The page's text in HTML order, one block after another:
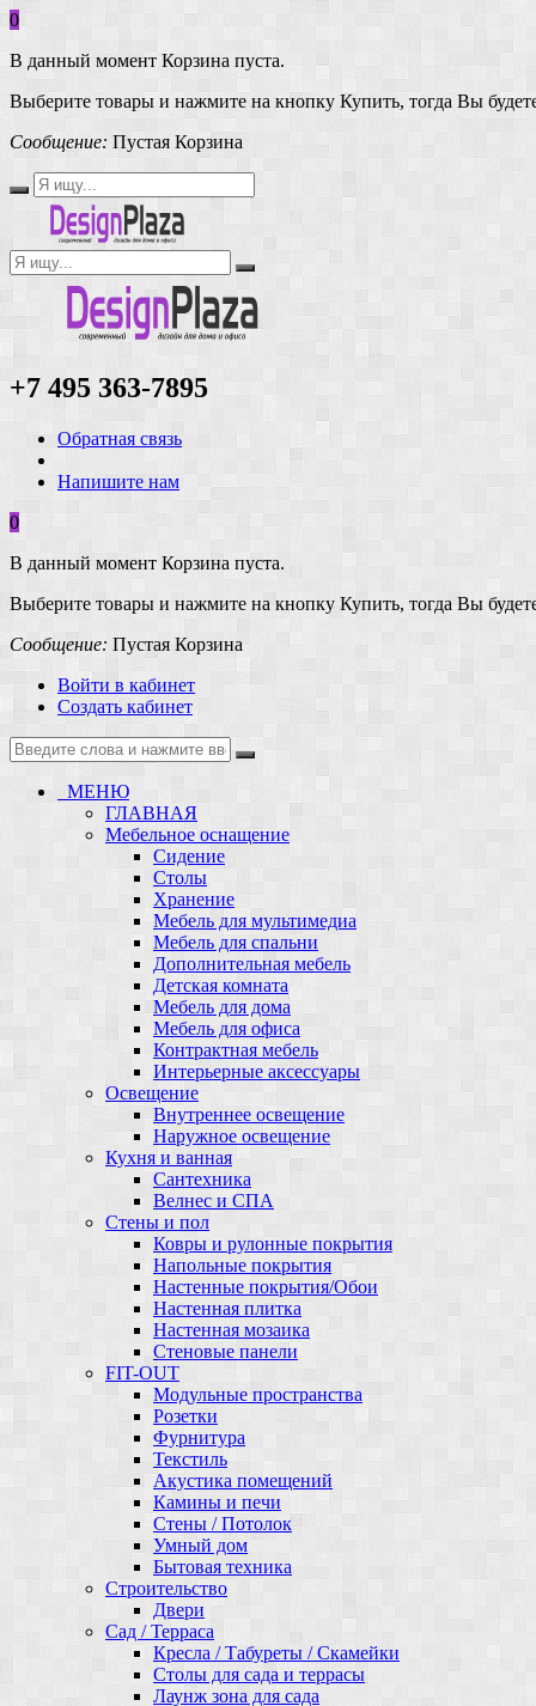
0
В данный момент Корзина пуста.
Выберите товары и нажмите на кнопку Купить, тогда Вы
Сообщение: Пустая Корзина
+7 495 363-7895
Обратная связь
Напишите нам
0
В данный момент Корзина пуста.
Выберите товары и нажмите на кнопку Купить, тогда Вы
Сообщение: Пустая Корзина
Войти в кабинет
Создать кабинет
МЕНЮ
ГЛАВНАЯ
Мебельное оснащение
Сидение
Столы
Хранение
Мебель для мультимедиа
Мебель для спальни
Дополнительная мебель
Детская комната
Мебель для дома
Мебель для офиса
Контрактная мебель
Интерьерные аксессуары
Освещение
Внутреннее освещение
Наружное освещение
Кухня и ванная
Сантехника
Велнес и СПА
Стены и пол
Ковры и рулонные покрытия
Напольные покрытия
Настенные покрытия/Обои
Настенная плитка
Настенная мозаика
Стеновые панели
FIT-OUT
Модульные пространства
Розетки
Фурнитура
Текстиль
Акустика помещений
Камины и печи
Стены / Потолок
Умный дом
Бытовая техника
Строительство
Двери
Сад / Терраса
Кресла / Табуреты / Скамейки
Столы для сада и террасы
Лаунж зона для сада